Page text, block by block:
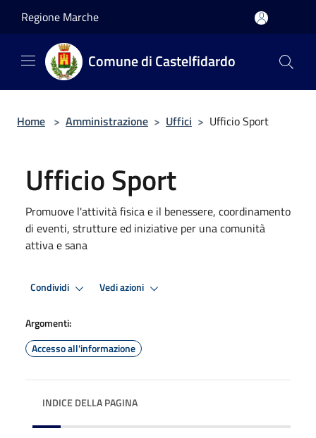
Regione Marche
Comune di Castelfidardo
Home > Amministrazione > Uffici > Ufficio Sport
Ufficio Sport
Promuove l'attività fisica e il benessere, coordinamento
di eventi, strutture ed iniziative per una comunità
attiva e sana
Condividi Vedi azioni
Argomenti:
Accesso all'informazione
INDICE DELLA PAGINA